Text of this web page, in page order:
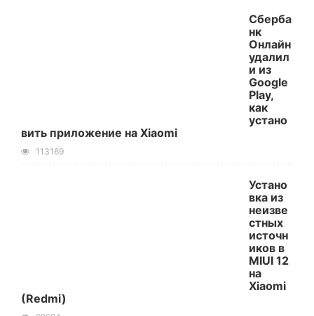
Сберба
нк
Онлайн
удалил
и из
Google
Play,
как
устано
вить приложение на Xiaomi
113169
Устано
вка из
неизве
стных
источн
иков в
MIUI 12
на
Xiaomi
(Redmi)